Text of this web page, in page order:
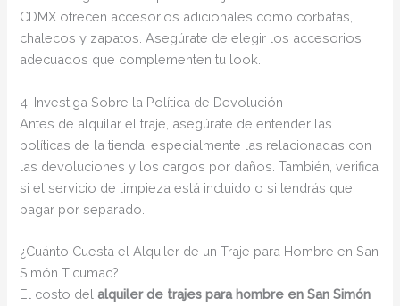
CDMX ofrecen accesorios adicionales como corbatas,
chalecos y zapatos. Asegúrate de elegir los accesorios
adecuados que complementen tu look.
4. Investiga Sobre la Política de Devolución
Antes de alquilar el traje, asegúrate de entender las
políticas de la tienda, especialmente las relacionadas con
las devoluciones y los cargos por daños. También, verifica
si el servicio de limpieza está incluido o si tendrás que
pagar por separado.
¿Cuánto Cuesta el Alquiler de un Traje para Hombre en San
Simón Ticumac?
El costo delalquiler de trajes para hombre en San Simón